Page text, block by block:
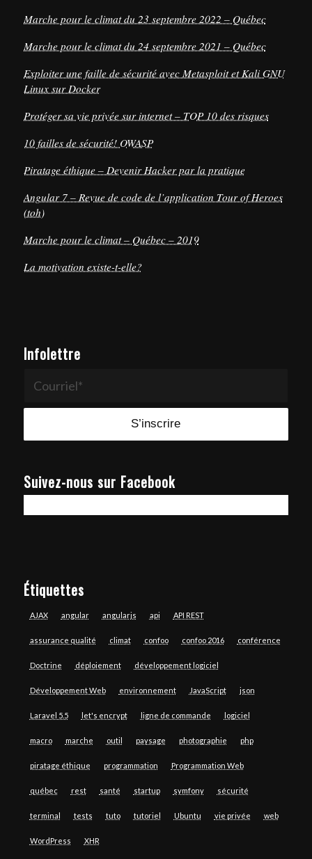
Marche pour le climat du 23 septembre 2022 – Québec
Marche pour le climat du 24 septembre 2021 – Québec
Exploiter une faille de sécurité avec Metasploit et Kali GNU
Linux sur Docker
Protéger sa vie privée sur internet – TOP 10 des risques
10 failles de sécurité! OWASP
Piratage éthique – Devenir Hacker par la pratique
Angular 7 – Revue de code de l’application Tour of Heroes
(toh)
Marche pour le climat – Québec – 2019
La motivation existe-t-elle?
Infolettre
Suivez-nous sur Facebook
Étiquettes
AJAX angular angularjs api API REST
assurance qualité climat confoo confoo 2016 conférence
Doctrine déploiement développement logiciel
Développement Web environnement JavaScript json
Laravel 5.5 let's encrypt ligne de commande logiciel
macro marche outil paysage photographie php
piratage éthique programmation Programmation Web
québec rest santé startup symfony sécurité
terminal tests tuto tutoriel Ubuntu vie privée web
WordPress XHR